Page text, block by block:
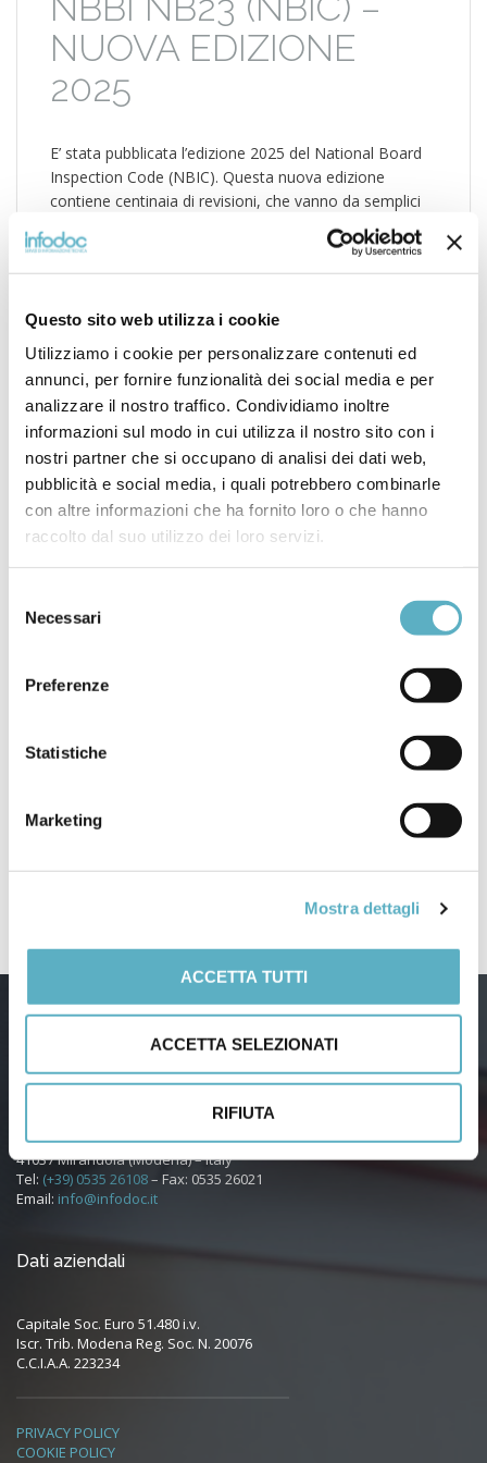
Questo sito web utilizza i cookie
Utilizziamo i cookie per personalizzare contenuti ed
annunci, per fornire funzionalità dei social media e per
analizzare il nostro traffico. Condividiamo inoltre
informazioni sul modo in cui utilizza il nostro sito con i
nostri partner che si occupano di analisi dei dati web,
pubblicità e social media, i quali potrebbero combinarle
con altre informazioni che ha fornito loro o che hanno
raccolto dal suo utilizzo dei loro servizi.
delNecessari
Preferenze
Statistiche
Marketing
Mostra dettagli
ACCETTA TUTTI
ACCETTA SELEZIONATI
RIFIUTA
NUOVA EDIZIONE
2025
E’ stata pubblicata l’edizione 2025 del National Board
Inspection Code (NBIC). Questa nuova edizione
contiene centinaia di revisioni, che vanno da semplici
correzioni editoriali e aggiustamenti, ad intere nuove
sezioni e supplementi, e fornisce ai vostri tecnici le
regole aggiornate necessarie per mantenere l’integrità
dispositivi di […]
POSTATO INNEWS
NBBI NBIC
Webinar / Eventi–
Via Agnini, 76
41037 Mirandola (Modena) – Italy
Tel: (+39) 0535 26108– Fax: 0535 26021
Email: info@infodoc.it
Dati aziendali
Capitale Soc. Euro 51.480 i.v.
Iscr. Trib. Modena Reg. Soc. N. 20076
C.C.I.A.A. 223234
PRIVACY POLICY
COOKIE POLICY